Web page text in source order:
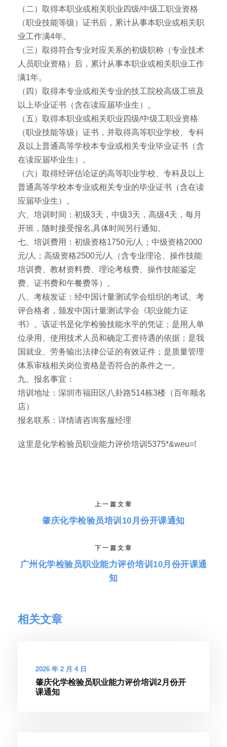
（二）取得本职业或相关职业四级/中级工职业资格
（职业技能等级）证书后，累计从事本职业或相关职
业工作满4年。
（三）取得符合专业对应关系的初级职称（专业技术
人员职业资格）后，累计从事本职业或相关职业工作
满1年。
（四）取得本专业或相关专业的技工院校高级工班及
以上毕业证书（含在读应届毕业生）。
（五）取得本职业或相关职业四级/中级工职业资格
（职业技能等级）证书，并取得高等职业学校、专科
及以上普通高等学校本专业或相关专业毕业证书（含
在读应届毕业生）。
（六）取得经评估论证的高等职业学校、专科及以上
普通高等学校本专业或相关专业的毕业证书（含在读
应届毕业生）。
六、培训时间：初级3天，中级3天，高级4天，每月
开班，随时接受报名,具体时间另行通知。
七、培训费用：初级资格1750元/人；中级资格2000
元/人；高级资格2500元/人（含专业理论、操作技能
培训费、教材资料费、理论考核费、操作技能鉴定
费、证书费和午餐费等）。
八、考核发证：经中国计量测试学会组织的考试、考
评合格者，颁发中国计量测试学会《职业能力证
书》。该证书是化学检验技能水平的凭证；是用人单
位录用、使用技术人员和确定工资待遇的依据；是我
国就业、劳务输出法律公证的有效证件；是质量管理
体系审核相关岗位资格是否符合的条件之一。
九、报名事宜：
培训地址：深圳市福田区八卦路514栋3楼（百年顺名
店）
报名联系：详情请咨询客服经理
这里是化学检验员职业能力评价培训5375*&weu=!
上一篇文章
肇庆化学检验员培训10月份开课通知
下一篇文章
广州化学检验员职业能力评价培训10月份开课通
知
相关文章
2026 年 2 月 4 日
肇庆化学检验员职业能力评价培训2月份开
课通知